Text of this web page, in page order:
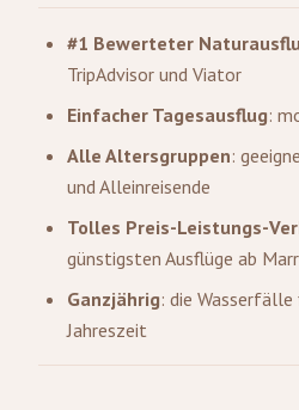
#1 Bewerteter
TripAdvisor und Viator
Einfacher Tagesausflug:
Alle Altersgruppen:
und Alleinreisende
Tolles Preis-Leistungs-
günstigsten Ausflüge ab
Ganzjährig: die
Jahreszeit